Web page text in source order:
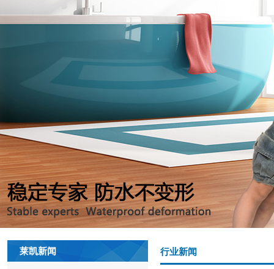
莱凯新闻 行业新闻